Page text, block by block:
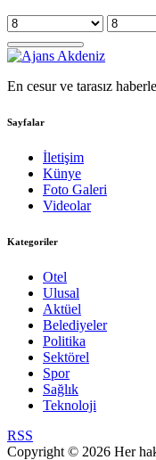
En cesur ve tarasız
Sayfalar
İletişim
Künye
Foto Galeri
Videolar
Kategoriler
Otel
Ulusal
Aktüel
Belediyeler
Politika
Sektörel
Spor
Sağlık
Teknoloji
RSS
Copyright © 2026 Her